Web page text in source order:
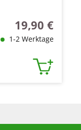
Regulärer Preis:
19,90 €
1-2 Werktage